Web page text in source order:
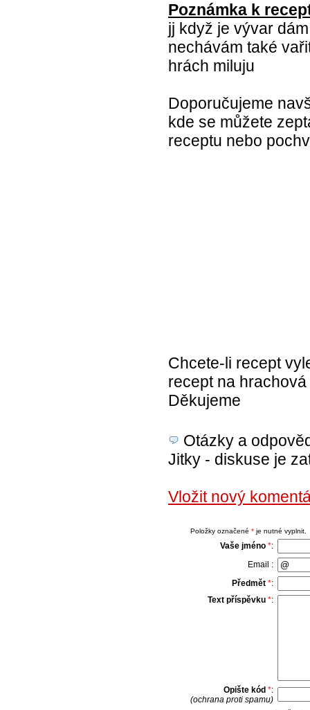
Poznámka k
jj když je vývar
nechávám také
hrách miluju
Doporučujeme
kde se můžete
receptu nebo
Chcete-li recept
recept na
Děkujeme
Otázky a
Jitky - diskuse je
Vložit nový
Položky označené *je nutné vyplnit.
Vaše jméno *:
Email :
Předmět *:
Text příspěvku *:
Opište kód *:
(ochrana proti spamu)